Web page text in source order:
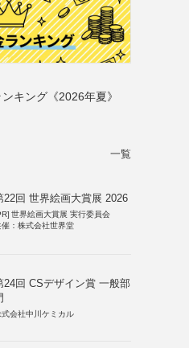
キング《2026年夏》
一覧
22回 世界絵画大賞展 2026
世界絵画大賞展 実行委員会
催：株式会社世界堂
24回 CSデザイン賞 一般部
式会社中川ケミカル